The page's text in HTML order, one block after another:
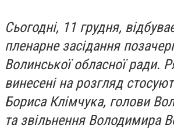
Сьогодні, 11 грудня,
пленарне засідання
Волинської обласної ради.
винесені на розгляд
Бориса Клімчука, голови
та звільнення Володимира